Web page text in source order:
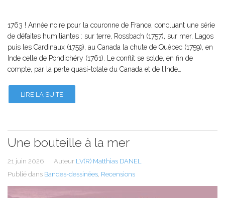
1763 ! Année noire pour la couronne de France, concluant une série
de défaites humiliantes : sur terre, Rossbach (1757), sur mer, Lagos
puis les Cardinaux (1759), au Canada la chute de Québec (1759), en
Inde celle de Pondichéry (1761). Le conflit se solde, en fin de
compte, par la perte quasi-totale du Canada et de l’Inde…
LIRE LA SUITE
Une bouteille à la mer
21 juin 2026 Auteur LV(R) Matthias DANEL
Publié dans Bandes-dessinées Recensions